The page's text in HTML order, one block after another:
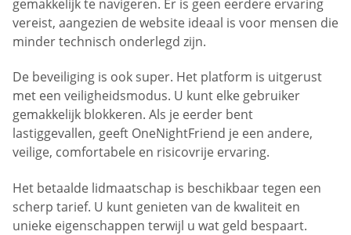
gemakkelijk te navigeren. Er is geen eerdere ervaring
vereist, aangezien de website ideaal is voor mensen die
minder technisch onderlegd zijn.
De beveiliging is ook super. Het platform is uitgerust
met een veiligheidsmodus. U kunt elke gebruiker
gemakkelijk blokkeren. Als je eerder bent
lastiggevallen, geeft OneNightFriend je een andere,
veilige, comfortabele en risicovrije ervaring.
Het betaalde lidmaatschap is beschikbaar tegen een
scherp tarief. U kunt genieten van de kwaliteit en
unieke eigenschappen terwijl u wat geld bespaart.